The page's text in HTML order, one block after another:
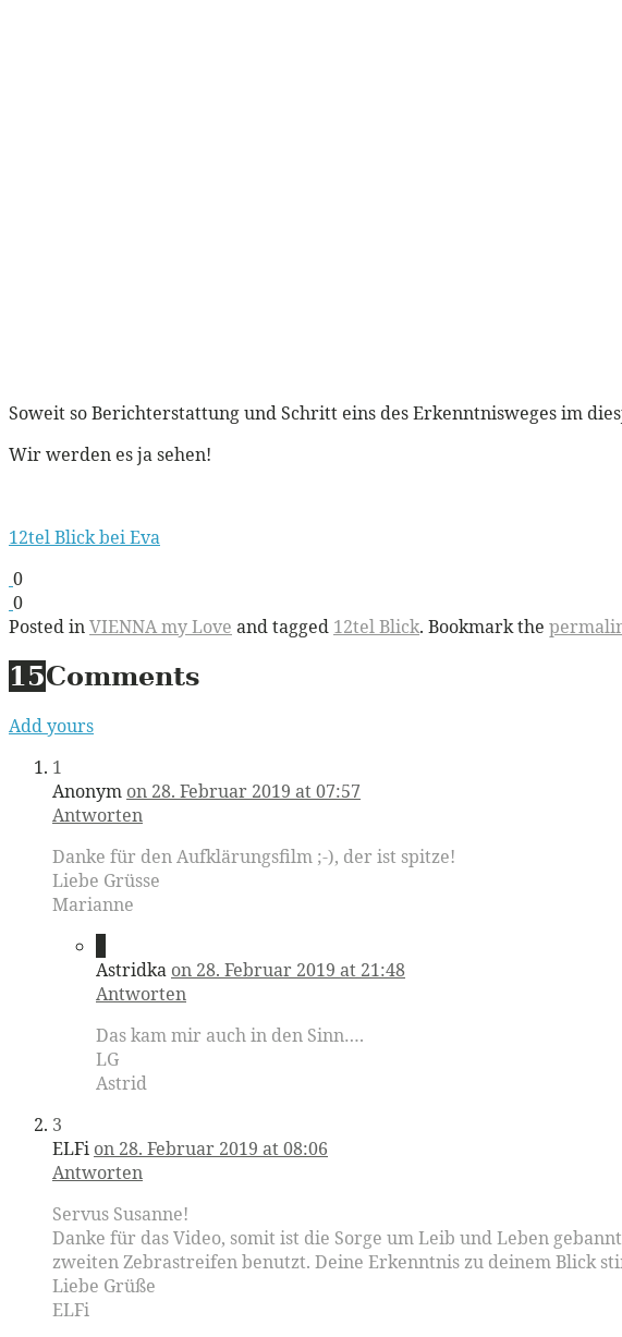
Soweit so Berichterstattung und Schritt eins des Erkenntnisweges im
Wir werden es ja sehen!
12tel Blick bei Eva
0
0
Posted inVIENNA my Love and tagged 12tel Blick. Bookmark the
15Comments
Add yours
1
Anonym on 28. Februar 2019 at 07:57
Antworten
Danke für den Aufklärungsfilm ;-), der ist spitze!
Liebe Grüsse
Marianne
Astridka on 28. Februar 2019 at 21:48
Antworten
Das kam mir auch in den Sinn….
LG
Astrid
3
ELFi on 28. Februar 2019 at 08:06
Antworten
Servus Susanne!
Danke für das Video, somit ist die Sorge um Leib und Leben
zweiten Zebrastreifen benutzt. Deine Erkenntnis zu deinem Blick
Liebe Grüße
ELFi